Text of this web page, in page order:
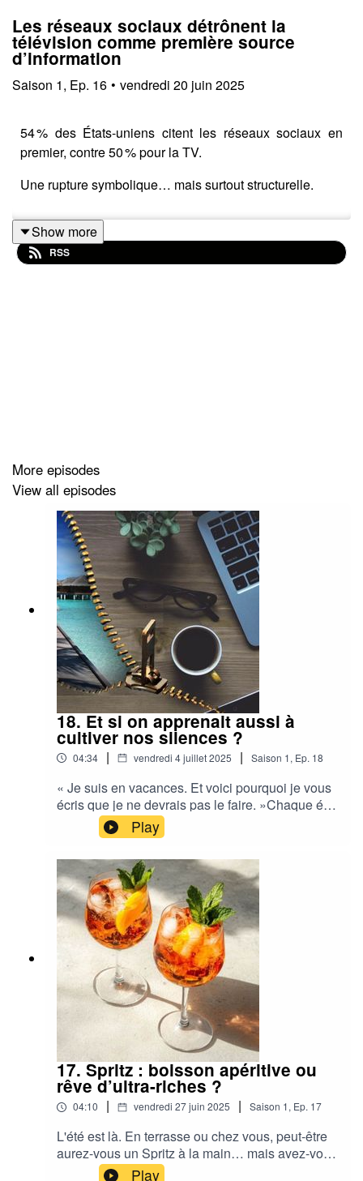
Les réseaux sociaux détrônent la
télévision comme première source
d’information
Saison 1, Ep. 16 • vendredi 20 juin 2025
54 % des États-uniens citent les réseaux sociaux en
premier, contre 50 % pour la TV.
Une rupture symbolique… mais surtout structurelle.
Show more
RSS
More episodes
View all episodes
18. Et si on apprenait aussi à
cultiver nos silences ?
04:34 | vendredi 4 juillet 2025 | Saison 1, Ep. 18
« Je suis en vacances. Et voici pourquoi je vous
écris que je ne devrais pas le faire. »Chaque été,
un type de post devient viral sur LinkedIn. En
apparence banal, il révèle pourtant un trouble
profond.
Play
17. Spritz : boisson apéritive ou
rêve d’ultra-riches ?
04:10 | vendredi 27 juin 2025 | Saison 1, Ep. 17
L'été est là. En terrasse ou chez vous, peut-être
aurez-vous un Spritz à la main… mais avez-vous
déjà réfléchi à ce que vous buviez vraiment ?
Play